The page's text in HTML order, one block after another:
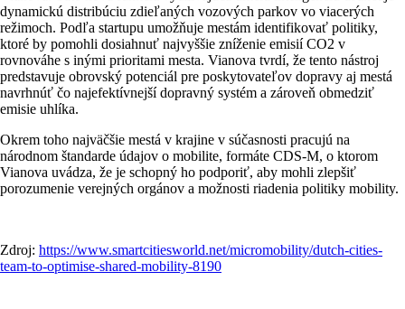
dynamickú distribúciu zdieľaných vozových parkov vo viacerých
režimoch. Podľa startupu umožňuje mestám identifikovať politiky,
ktoré by pomohli dosiahnuť najvyššie zníženie emisií CO2 v
rovnováhe s inými prioritami mesta. Vianova tvrdí, že tento nástroj
predstavuje obrovský potenciál pre poskytovateľov dopravy aj mestá
navrhnúť čo najefektívnejší dopravný systém a zároveň obmedziť
emisie uhlíka.
Okrem toho najväčšie mestá v krajine v súčasnosti pracujú na
národnom štandarde údajov o mobilite, formáte CDS-M, o ktorom
Vianova uvádza, že je schopný ho podporiť, aby mohli zlepšiť
porozumenie verejných orgánov a možnosti riadenia politiky mobility.
Zdroj: https://www.smartcitiesworld.net/micromobility/dutch-cities-
team-to-optimise-shared-mobility-8190